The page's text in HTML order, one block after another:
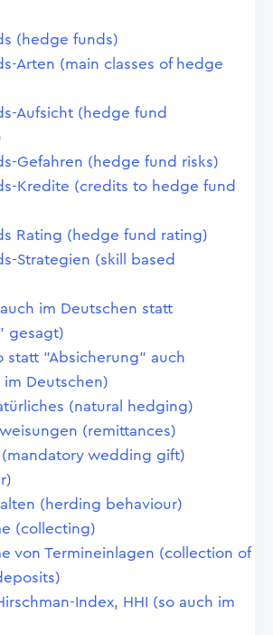
(hedge funds)
Arten (main classes of hedge
Aufsicht (hedge fund
Gefahren (hedge fund risks)
Kredite (credits to hedge fund
Rating (hedge fund rating)
Strategien (skill based
im Deutschen statt
gesagt)
statt "Absicherung" auch
Deutschen)
(natural hedging)
(remittances)
wedding gift)
(herding behaviour)
(collecting)
von Termineinlagen (collection of
Index, HHI (so auch im